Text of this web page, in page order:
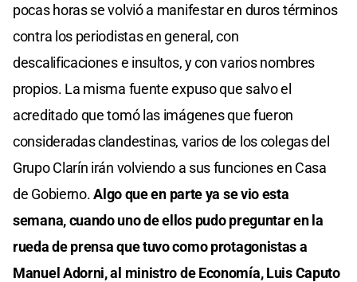
pocas horas se volvió a manifestar en duros términos
contra los periodistas en general, con
descalificaciones e insultos, y con varios nombres
propios. La misma fuente expuso que salvo el
acreditado que tomó las imágenes que fueron
consideradas clandestinas, varios de los colegas del
Grupo Clarín irán volviendo a sus funciones en Casa
de Gobierno.Algo que en parte ya se vio esta
semana, cuando uno de ellos pudo preguntar en la
rueda de prensa que tuvo como protagonistas a
Manuel Adorni, al ministro de Economía, Luis Caputo